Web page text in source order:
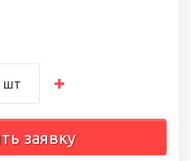
шт
заявку